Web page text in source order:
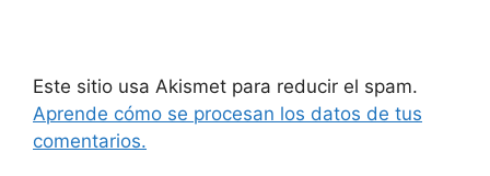
Este sitio usa Akismet para reducir el spam.
Aprende cómo se procesan los datos de tus
comentarios.